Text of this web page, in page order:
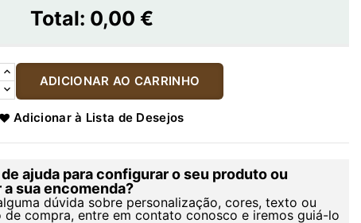
Total: 0,00 €
ADICIONAR AO CARRINHO
Adicionar à Lista de Desejos
ajuda para configurar o seu produto ou
sua encomenda?
dúvida sobre personalização, cores, texto ou
de compra, entre em contato conosco e iremos guiá-lo